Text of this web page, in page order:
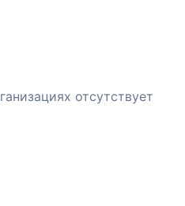
отсутствует